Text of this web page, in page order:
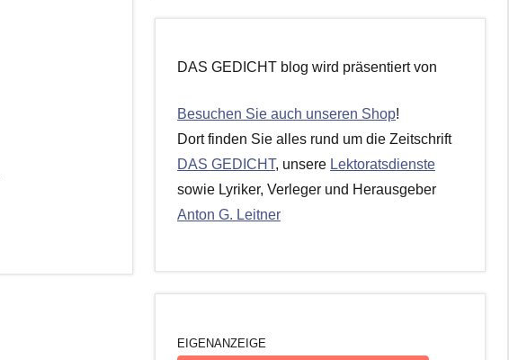
DAS GEDICHT blog wird präsentiert von
Besuchen Sie auch unseren Shop!
Dort finden Sie alles rund um die Zeitschrift
DAS GEDICHT, unsere Lektoratsdienste
sowie Lyriker, Verleger und Herausgeber
Anton G. Leitner
EIGENANZEIGE